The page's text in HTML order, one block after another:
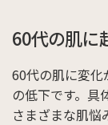
60代の肌に
60代の肌に変
の低下です。具
さまざまな肌悩